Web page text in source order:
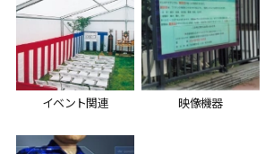
イベント関連 映像機器